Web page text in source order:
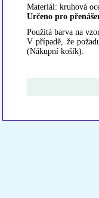
Materiál: kruhová
Určeno pro
Použitá barva na
V případě, že
(Nákupní košík).